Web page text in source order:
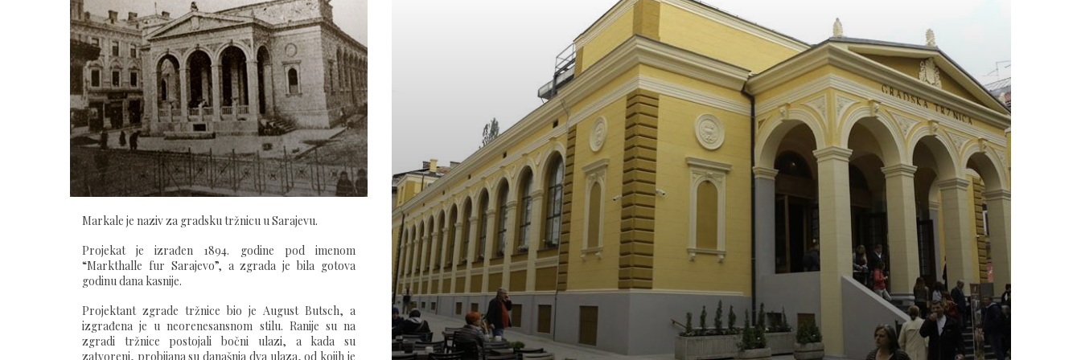
Markale je naziv za gradsku tržnicu u Sarajevu.
Projekat je izrađen 1894. godine pod imenom
“Markthalle fur Sarajevo”, a zgrada je bila gotova
godinu dana kasnije.
Projektant zgrade tržnice bio je August Butsch, a
izgrađena je u neorenesansnom stilu. Ranije su na
zgradi tržnice postojali bočni ulazi, a kada su
zatvoreni, probijana su današnja dva ulaza, od kojih je